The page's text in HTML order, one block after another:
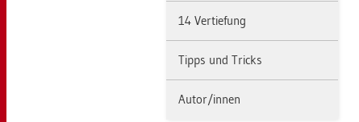
14 Ver­tie­fung
Tipps und Tricks
Autor/innen